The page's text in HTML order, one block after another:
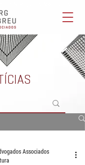
& Advogados Associados -
Full Service
Associados